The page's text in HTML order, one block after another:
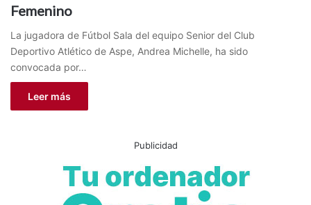
Femenino
La jugadora de Fútbol Sala del equipo Senior del Club
Deportivo Atlético de Aspe, Andrea Michelle, ha sido
convocada por…
Leer más
Publicidad